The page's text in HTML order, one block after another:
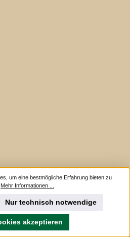
um eine bestmögliche Erfahrung bieten zu
Mehr Informationen ...
Nur technisch notwendige
akzeptieren